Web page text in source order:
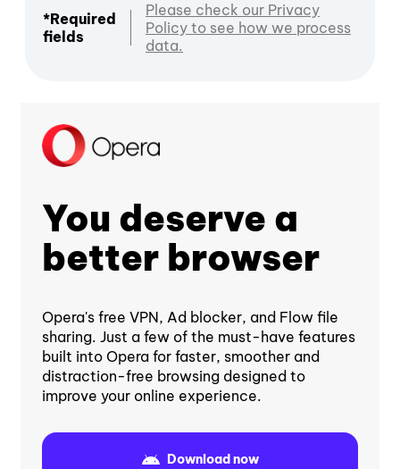
*Required
fields
Please check our Privacy
Policy to see how we process
data.
You deserve a
better browser
Opera's free VPN, Ad blocker, and Flow file
sharing. Just a few of the must-have features
built into Opera for faster, smoother and
distraction-free browsing designed to
improve your online experience.
Download now